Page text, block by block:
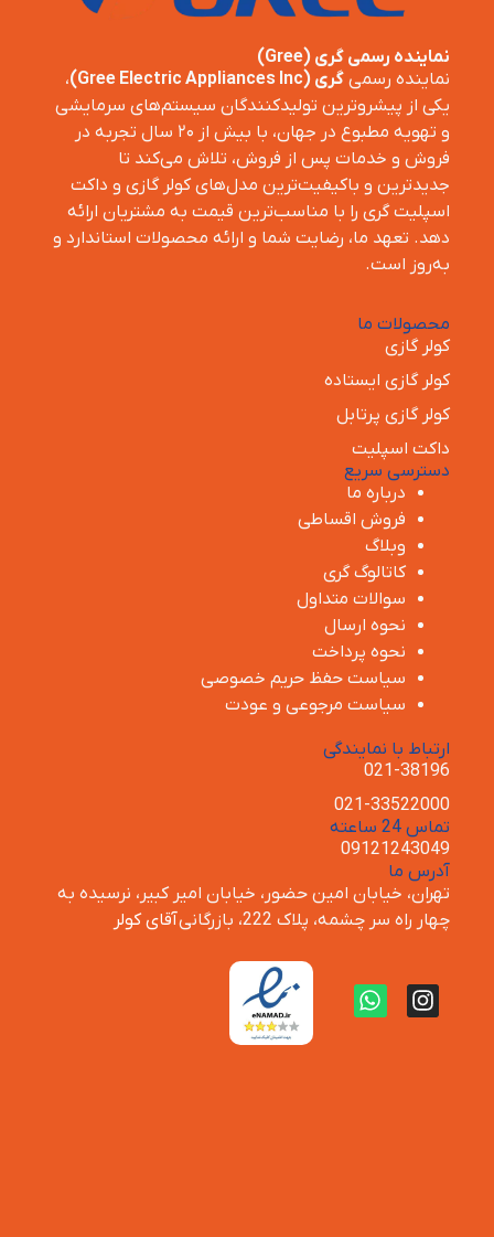
نماینده رسمی گری (Gree)
نماینده رسمی گری (Gree Electric Appliances Inc)
،
یکی از پیشروترین تولیدکنندگان سیستم‌های سرمایشی
و تهویه مطبوع در جهان، با بیش از ۲۰ سال تجربه در
فروش و خدمات پس از فروش، تلاش می‌کند تا
جدیدترین و باکیفیت‌ترین مدل‌های کولر گازی و داکت
اسپلیت گری را با مناسب‌ترین قیمت به مشتریان ارائه
دهد. تعهد ما، رضایت شما و ارائه محصولات استاندارد و
به‌روز است.
محصولات ما
کولر گازی
کولر گازی ایستاده
کولر گازی پرتابل
داکت اسپلیت
دسترسی سریع
درباره ما
فروش اقساطی
وبلاگ
کاتالوگ گری
سوالات متداول
نحوه ارسال
نحوه پرداخت
سیاست حفظ حریم خصوصی
سیاست مرجوعی و عودت
ارتباط با نمایندگی
021-38196
021-33522000
تماس 24 ساعته
09121243049
آدرس ما
تهران، خیابان امین حضور، خیابان امیر کبیر، نرسیده به
چهار راه سر چشمه، پلاک 222، بازرگانی
آقای کولر